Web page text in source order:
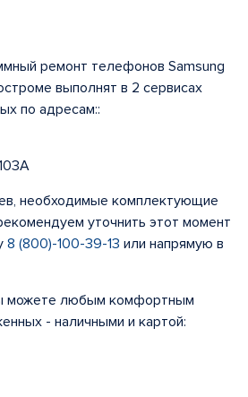
ремонт телефонов Samsung
выполнят в 2 сервисах
по адресам::
необходимые комплектующие
уточнить этот момент
8 (800)-100-39-13 или напрямую в
можете любым комфортным
- наличными и картой: